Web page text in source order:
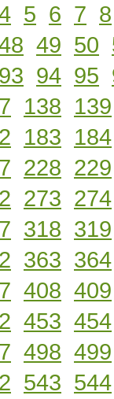
5 6 7 8
49 50
93 94 95
138 139
183 184
228 229
273 274
318 319
363 364
408 409
453 454
498 499
543 544